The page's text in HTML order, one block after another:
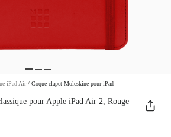
iPad Air / Coque clapet Moleskine pour iPad
pour Apple iPad Air 2, Rouge